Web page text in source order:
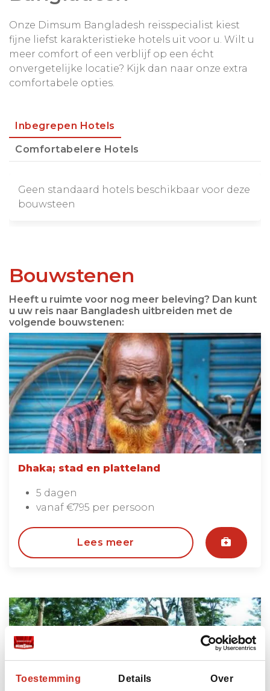
Toestemming Details Over
Onze Dimsum Bangladesh reisspecialist kiest
fijne liefst karakteristieke hotels uit voor u. Wilt u
meer comfort of een verblijf op een écht
onvergetelijke locatie? Kijk dan naar onze extra
comfortabele opties.
Inbegrepen Hotels
Comfortabelere Hotels
Geen standaard hotels beschikbaar voor deze
bouwsteen
Bouwstenen
Heeft u ruimte voor nog meer beleving? Dan kunt
u uw reis naar Bangladesh uitbreiden met de
volgende bouwstenen:
Dhaka; stad en platteland
5 dagen
vanaf €795 per persoon
Lees meer